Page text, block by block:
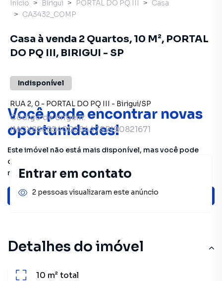
Você pode encontrar novas
oportunidades!
Este imóvel não está mais disponível, mas você pode
conferir outros em nosso site ou deixar seu contato para
receber mais informações.
Ver sugestões
Detalhes do imóvel
10 m²total
Início Birigui PORTAL DO PQ III
Casa
CA3432_COMP
Casa à venda 2 Quartos, 10 M², PORTAL
DO PQ III, BIRIGUI - SP
Indisponível
RUA 2, 0 - PORTAL DO PQ III - Birigui/SP
Código de origem:
IMCX8555540028447SP|90821671
Entrar em contato
2 pessoas visualizaram este anúncio